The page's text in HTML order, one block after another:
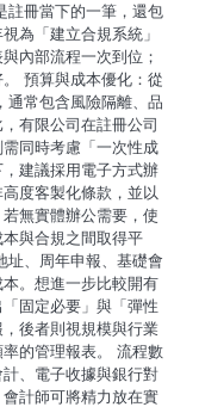
註冊當下的一筆，還包
為「建立合規系統」
內部流程一次到位；
預算與成本優化：從
通常包含風險隔離、品
有限公司在註冊公司
同時考慮「一次性成
建議採用電子方式辦
度客製化條款，並以
無實體辦公需要，使
與合規之間取得平
址、周年申報、基礎會
。想進一步比較開有
固定必要」與「彈性
後者則視規模與行業
的管理報表。 流程數
、電子收據與銀行對
計師可將精力放在實